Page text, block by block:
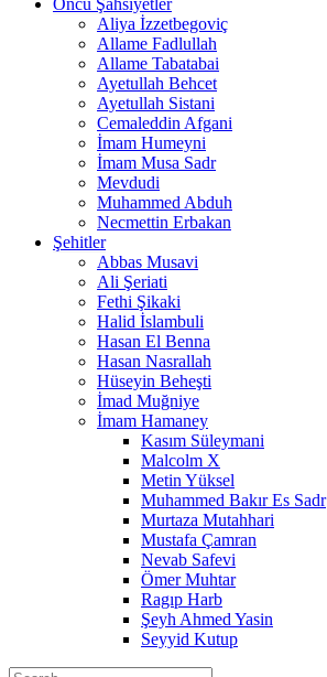
Öncü Şahsiyetler
Aliya İzzetbegoviç
Allame Fadlullah
Allame Tabatabai
Ayetullah Behcet
Ayetullah Sistani
Cemaleddin Afgani
İmam Humeyni
İmam Musa Sadr
Mevdudi
Muhammed Abduh
Necmettin Erbakan
Şehitler
Abbas Musavi
Ali Şeriati
Fethi Şikaki
Halid İslambuli
Hasan El Benna
Hasan Nasrallah
Hüseyin Beheşti
İmad Muğniye
İmam Hamaney
Kasım Süleymani
Malcolm X
Metin Yüksel
Muhammed Bakır Es Sadr
Murtaza Mutahhari
Mustafa Çamran
Nevab Safevi
Ömer Muhtar
Ragıp Harb
Şeyh Ahmed Yasin
Seyyid Kutup